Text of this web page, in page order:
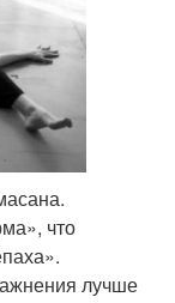
что
лучше